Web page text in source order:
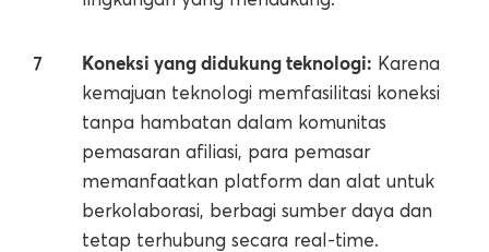
Koneksi yang didukung teknologi: Karena
kemajuan teknologi memfasilitasi koneksi
tanpa hambatan dalam komunitas
pemasaran afiliasi, para pemasar
memanfaatkan platform dan alat untuk
berkolaborasi, berbagi sumber daya dan
tetap terhubung secara real-time.